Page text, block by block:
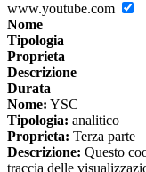
www.youtube.com
Nome
Tipologia
Proprieta
Descrizione
Durata
Nome: YSC
Tipologia: analitico
Proprieta: Terza parte
Descrizione: Questo
traccia delle